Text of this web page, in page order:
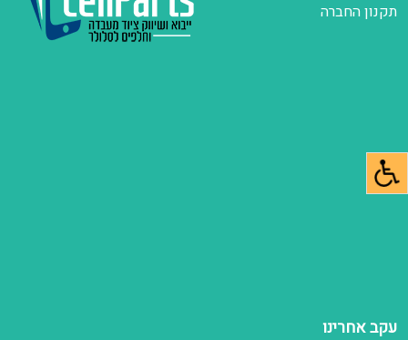
עקב אחרינו
תקנון החברה